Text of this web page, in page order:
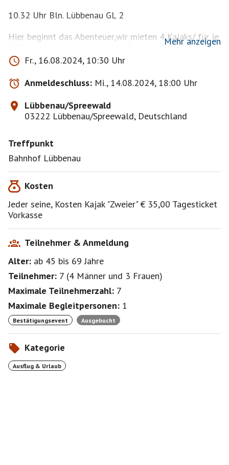
10.32 Uhr Bln. Lübbenau GL 2
Hier beginnt das Abenteuer,wir mieten 4 Kajaks/ für je
2 Personen und machen einen Tagesausflug, bis 18.00
Uhr müssen die Kajaks zurück im Hafen
Lübbenau,Bootsverleih Franke sein, in die Fließe!
Einkehr unterwegs bzw. am großen Spreewaldhafen.
Die Reihenfolge der Anmeldung ist ohne Bedeutung.
Bei Schmuddelwetter sage ich das Event ab oder ich
verschiebe das Event auf einen späteren Termin.
bleibt gesund, LG Marion
Mehr anzeigen
Fr., 16.08.2024, 10:30 Uhr
Anmeldeschluss: Mi., 14.08.2024, 18:00 Uhr
Lübbenau/Spreewald
03222 Lübbenau/Spreewald, Deutschland
Treffpunkt
Bahnhof Lübbenau
Kosten
Jeder seine, Kosten Kajak "Zweier" € 35,00 Tagesticket
Vorkasse
Teilnehmer & Anmeldung
Alter: ab 45 bis 69Jahre
Teilnehmer: 7 (4 Männer und 3 Frauen)
Maximale Teilnehmerzahl: 7
Maximale Begleitpersonen: 1
Bestätigungsevent Ausgebucht
Kategorie
Ausflug & Urlaub